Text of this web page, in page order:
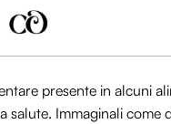
presente in alcuni
salute. Immaginali come